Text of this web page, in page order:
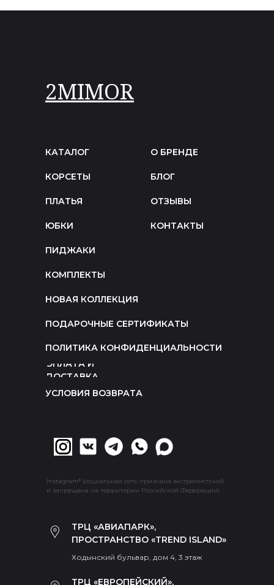
ПОЛИТИКА КОНФИДЕНЦИАЛЬНОСТИ
ОПЛАТА И
ДОСТАВКА
УСЛОВИЯ ВОЗВРАТА
КАТАЛОГ
КОРСЕТЫ
ПЛАТЬЯ
ЮБКИ
ПИДЖАКИ
КОМПЛЕКТЫ
НОВАЯ КОЛЛЕКЦИЯ
ПОДАРОЧНЫЕ СЕРТИФИКАТЫ
О БРЕНДЕ
БЛОГ
ОТЗЫВЫ
КОНТАКТЫ
2MIMOR
ТРЦ «ЕВРОПЕЙСКИЙ»,
Ходынский бульвар, дом 4, 3 этаж
ТРЦ «АВИАПАРК»,
ПРОСТРАНСТВО «TREND ISLAND»
Instagram* (социальная сеть признана экстремистской
и запрещена на территории Российской Федерации)